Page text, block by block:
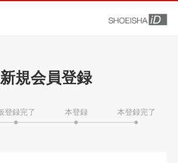
新規会員登録
登録完了 本登録 本登録完了